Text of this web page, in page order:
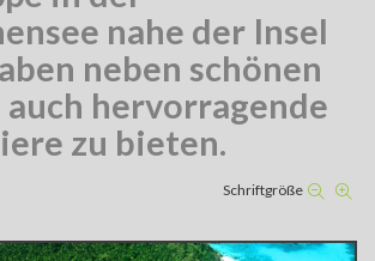
nahe der Insel
neben schönen
hervorragende
zu bieten.
Schriftgröße